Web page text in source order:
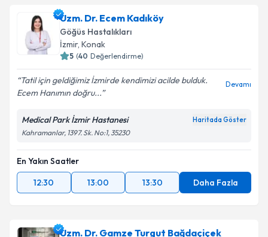
Uzm. Dr. Ecem Kadıköy
Göğüs Hastalıkları
İzmir, Konak
5 (40 Değerlendirme)
Tatil için geldiğimiz İzmirde kendimizi acilde bulduk.
Ecem Hanımın doğru...
Devamı
Medical Park İzmir Hastanesi Haritada Göster
Kahramanlar, 1397. Sk. No:1, 35230
En Yakın Saatler
12:30
13:00 13:30 Daha Fazla
Uzm. Dr. Gamze Turgut Bağdaçiçek